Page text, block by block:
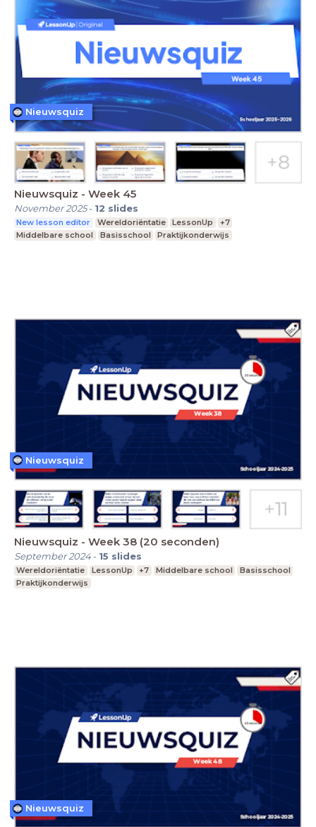
Nieuwsquiz - Week 45
November 2025- 12 slides
New lesson editor Wereldoriëntatie LessonUp
+7
Middelbare school
Basisschool Praktijkonderwijs
Nieuwsquiz
Nieuwsquiz - Week 38 (20 seconden)
September 2024- 15 slides
Wereldoriëntatie LessonUp +7 Middelbare school
Basisschool
Praktijkonderwijs
Nieuwsquiz
Nieuwsquiz